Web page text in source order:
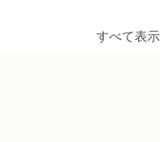
すべて表示